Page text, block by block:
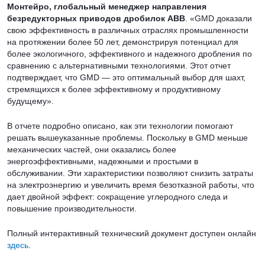
Монтейро, глобальный менеджер направления
безредукторных приводов дробилок ABB . «GMD доказали
свою эффективность в различных отраслях промышленности
на протяжении более 50 лет, демонстрируя потенциал для
более экологичного, эффективного и надежного дробления по
сравнению с альтернативными технологиями. Этот отчет
подтверждает, что GMD — это оптимальный выбор для шахт,
стремящихся к более эффективному и продуктивному
будущему».
В отчете подробно описано, как эти технологии помогают
решать вышеуказанные проблемы. Поскольку в GMD меньше
механических частей, они оказались более
энергоэффективными, надежными и простыми в
обслуживании. Эти характеристики позволяют снизить затраты
на электроэнергию и увеличить время безотказной работы, что
дает двойной эффект: сокращение углеродного следа и
повышение производительности.
Полный интерактивный технический документ доступен онлайн
здесь